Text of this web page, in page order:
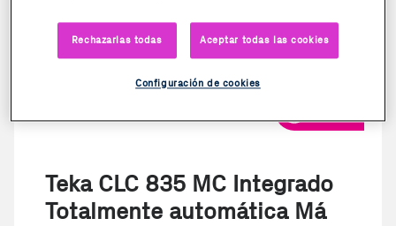
Teka CLC 835 MC Integrado
Totalmente automática Má
Rechazarlas todas Aceptar todas las cookies
Configuración de cookies